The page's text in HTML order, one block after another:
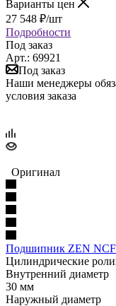
Варианты цен
27 548 ₽/шт
Подробности
Под заказ
Арт.: 69921
Под заказ
Наши менеджеры
условия заказа
Оригинал
Подшипник ZEN
Цилиндрические
Внутренний диаметр
30 мм
Наружный диаметр